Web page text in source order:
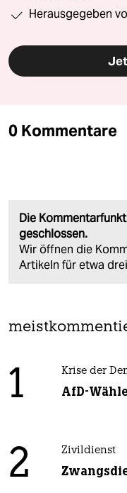
Herausgegeben
0 Kommentare
Die
geschlossen.
Wir öffnen die
Artikeln für etwa
1 Krise der
AfD-
2 Zivildienst